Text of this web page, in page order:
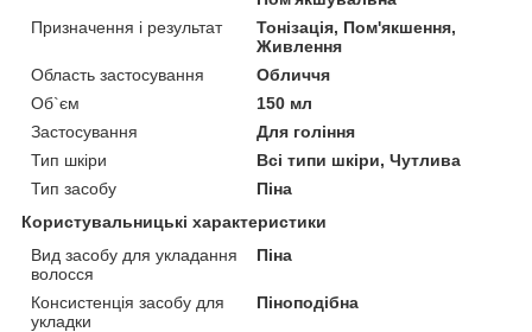
Призначення і результат
Тонізація, Пом'якшення,
Живлення
Область застосування
Обличчя
Об`єм
150 мл
Застосування
Для гоління
Тип шкіри
Всі типи шкіри, Чутлива
Тип засобу
Піна
Користувальницькі характеристики
Вид засобу для укладання
волосся
Піна
Консистенція засобу для
укладки
Піноподібна